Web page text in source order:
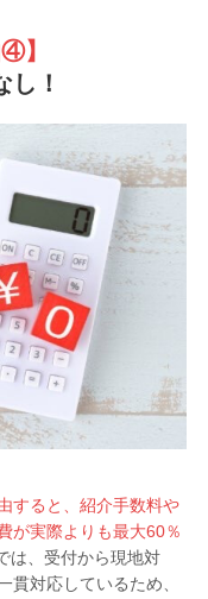
④】
し！
すると、紹介手数料や
が実際よりも最大60％
は、受付から現地対
貫対応しているため、